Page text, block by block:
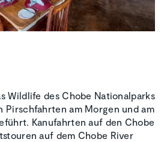
Wildlife des Chobe Nationalparks
Pirschfahrten am Morgen und am
Kanufahrten auf den Chobe
auf dem Chobe River